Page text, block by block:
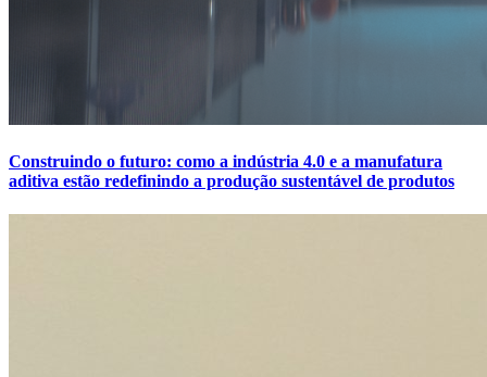
Construindo o futuro: como a indústria 4.0 e a manufatura
aditiva estão redefinindo a produção sustentável de produtos